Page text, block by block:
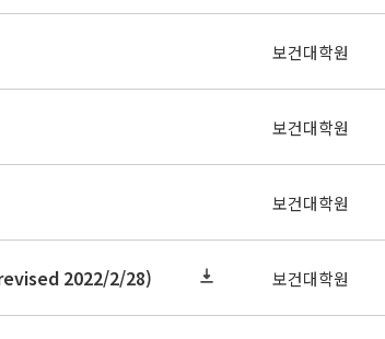
보건대학원
보건대학원
보건대학원
2022/2/28) 보건대학원